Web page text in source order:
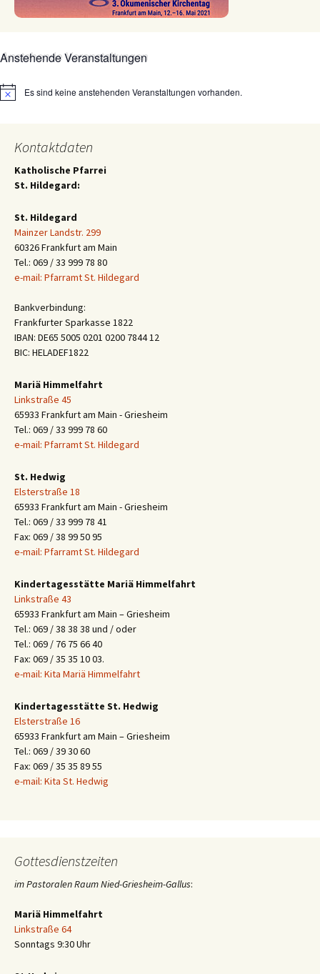
Anstehende Veranstaltungen
HinweisEs sind keine anstehenden Veranstaltungen vorhanden.
Kontaktdaten
Katholische Pfarrei
St. Hildegard:
St. Hildegard
Mainzer Landstr. 299
60326 Frankfurt am Main
Tel.: 069 / 33 999 78 80
e-mail: Pfarramt St. Hildegard
Bankverbindung:
Frankfurter Sparkasse 1822
IBAN: DE65 5005 0201 0200 7844 12
BIC: HELADEF1822
Mariä Himmelfahrt
Linkstraße 45
65933 Frankfurt am Main - Griesheim
Tel.: 069 / 33 999 78 60
e-mail: Pfarramt St. Hildegard
St. Hedwig
Elsterstraße 18
65933 Frankfurt am Main - Griesheim
Tel.: 069 / 33 999 78 41
Fax: 069 / 38 99 50 95
e-mail: Pfarramt St. Hildegard
Kindertagesstätte Mariä Himmelfahrt
Linkstraße 43
65933 Frankfurt am Main – Griesheim
Tel.: 069 / 38 38 38 und / oder
Tel.: 069 / 76 75 66 40
Fax: 069 / 35 35 10 03.
e-mail: Kita Mariä Himmelfahrt
Kindertagesstätte St. Hedwig
Elsterstraße 16
65933 Frankfurt am Main – Griesheim
Tel.: 069 / 39 30 60
Fax: 069 / 35 35 89 55
e-mail: Kita St. Hedwig
Gottesdienstzeiten
im Pastoralen Raum Nied-Griesheim-Gallus:
Mariä Himmelfahrt
Linkstraße 64
Sonntags 9:30 Uhr